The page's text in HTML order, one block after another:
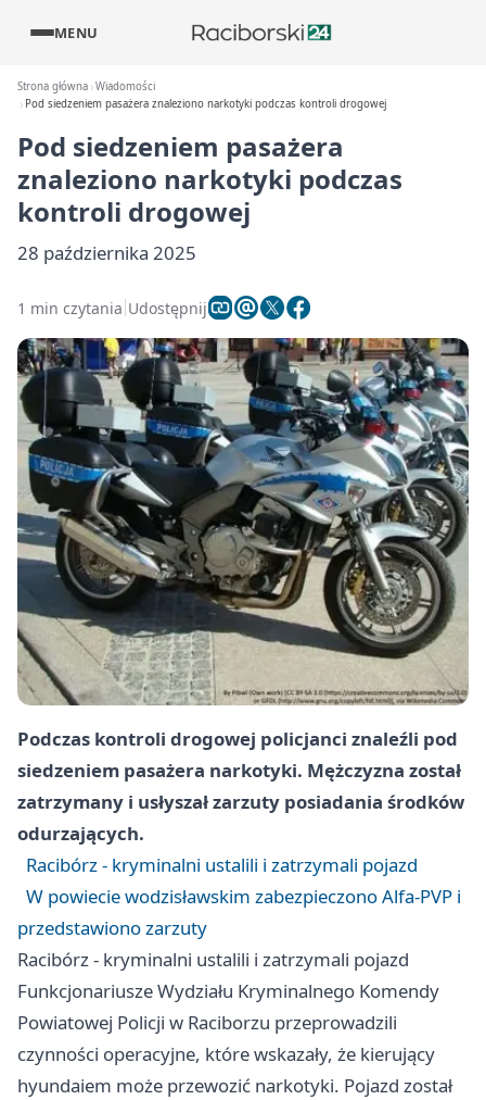
MENU
Strona główna Wiadomości
Pod siedzeniem pasażera znaleziono narkotyki podczas kontroli drogowej
Pod siedzeniem pasażera
znaleziono narkotyki podczas
kontroli drogowej
28 października 2025
1 min czytania Udostępnij
Podczas kontroli drogowej policjanci znaleźli pod
siedzeniem pasażera narkotyki. Mężczyzna został
zatrzymany i usłyszał zarzuty posiadania środków
odurzających.
Racibórz - kryminalni ustalili i zatrzymali pojazd
W powiecie wodzisławskim zabezpieczono Alfa-PVP i
przedstawiono zarzuty
Racibórz - kryminalni ustalili i zatrzymali pojazd
Funkcjonariusze Wydziału Kryminalnego Komendy
Powiatowej Policji w Raciborzu przeprowadzili
czynności operacyjne, które wskazały, że kierujący
hyundaiem może przewozić narkotyki. Pojazd został